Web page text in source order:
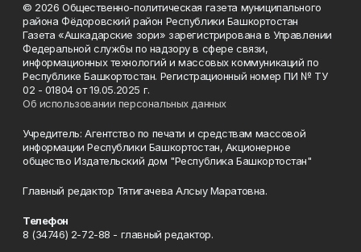
© 2026 Общественно-политическая газета муниципального
района Фёдоровский район Республики Башкортостан
Газета «Ашкадарские зори» зарегистрирована в Управлении
Федеральной службы по надзору в сфере связи,
информационных технологий и массовых коммуникаций по
Республике Башкортостан. Регистрационный номер ПИ № ТУ
02 - 01804 от 19.05.2025 г.
Об использовании персональных данных
Учредитель: Агентство по печати и средствам массовой
информации Республики Башкортостан, Акционерное
общество Издательский дом "Республика Башкортостан"
Главный редактор Тятигачева Алсыу Маратовна.
Телефон
8 (34746) 2-72-88 - главный редактор.